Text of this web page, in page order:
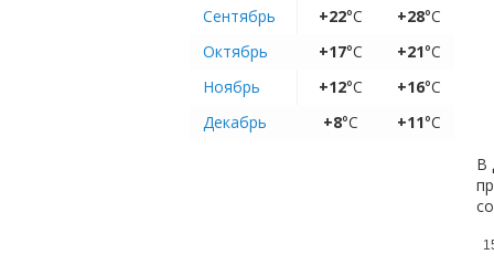
Сентябрь
+22°C +28°C
Октябрь
+17°C +21°C
Ноябрь
+12°C +16°C
Декабрь
+8°C +11°C
В